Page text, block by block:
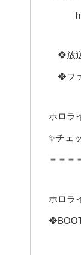
❖放
❖フ
ホロラ
✨チェ
＝＝＝
ホロラ